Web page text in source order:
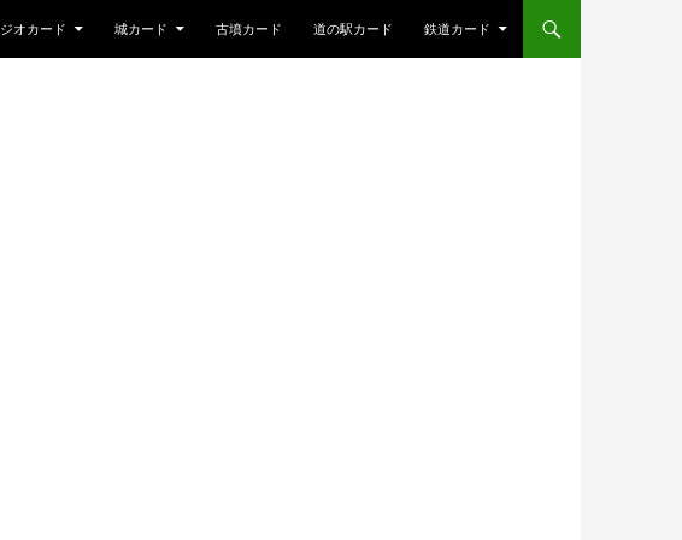
ジオカード 城カード 古墳カード 道の駅カード 鉄道カード